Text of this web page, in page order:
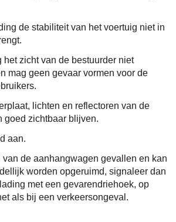
de stabiliteit van het voertuig niet in
het zicht van de bestuurder niet
mag geen gevaar vormen voor de
lichten en reflectoren van de
goed zichtbaar blijven.
aan.
van de aanhangwagen gevallen en kan
worden opgeruimd, signaleer dan
met een gevarendriehoek, op
als bij een verkeersongeval.